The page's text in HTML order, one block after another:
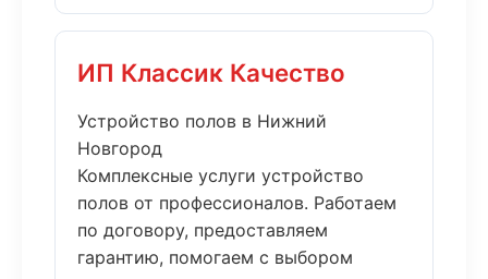
ИП Классик Качество
Устройство полов в Нижний
Новгород
Комплексные услуги устройство
полов от профессионалов. Работаем
по договору, предоставляем
гарантию, помогаем с выбором